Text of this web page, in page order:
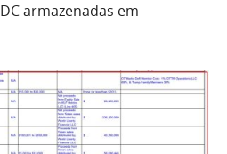
armazenadas em